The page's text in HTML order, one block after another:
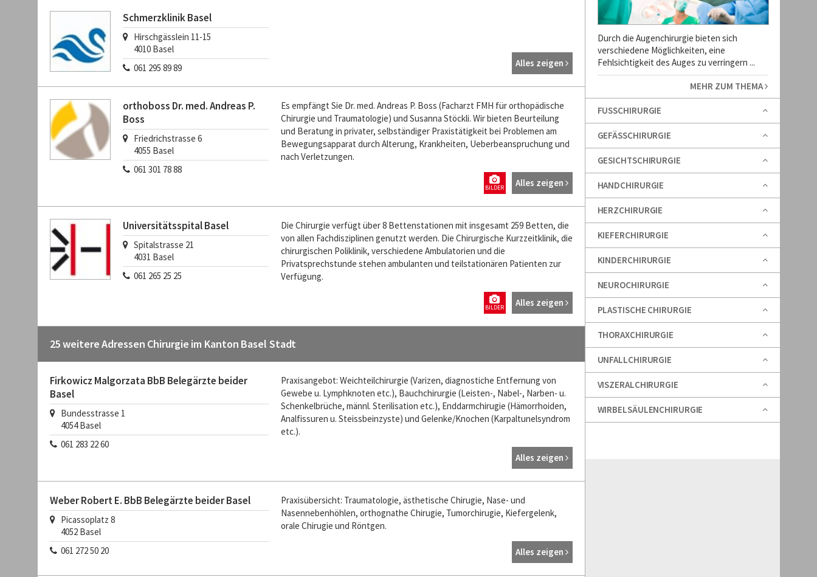
Schmerzklinik Basel
Hirschgässlein 11-15
4010 Basel
061 295 89 89
Alles zeigen
orthoboss Dr. med. Andreas P.
Boss
Friedrichstrasse 6
4055 Basel
061 301 78 88
Es empfängt Sie Dr. med. Andreas P. Boss (Facharzt FMH für orthopädische
Chirurgie und Traumatologie) und Susanna Stöckli. Wir bieten Beurteilung
und Beratung in privater, selbständiger Praxistätigkeit bei Problemen am
Bewegungsapparat durch Alterung, Krankheiten, Ueberbeanspruchung und
nach Verletzungen.
Alles zeigen
BILDER
Universitätsspital Basel
Spitalstrasse 21
4031 Basel
061 265 25 25
Die Chirurgie verfügt über 8 Bettenstationen mit insgesamt 259 Betten, die
von allen Fachdisziplinen genutzt werden. Die Chirurgische Kurzzeitklinik, die
chirurgischen Poliklinik, verschiedene Ambulatorien und die
Privatsprechstunde stehen ambulanten und teilstationären Patienten zur
Verfügung.
Alles zeigen
BILDER
25 weitere Adressen Chirurgie im Kanton Basel Stadt
Firkowicz Malgorzata BbB Belegärzte beider
Basel
Bundesstrasse 1
4054 Basel
061 283 22 60
Praxisangebot: Weichteilchirurgie (Varizen, diagnostiche Entfernung von
Gewebe u. Lymphknoten etc.), Bauchchirurgie (Leisten-, Nabel-, Narben- u.
Schenkelbrüche, männl. Sterilisation etc.), Enddarmchirugie (Hämorrhoiden,
Analfissuren u. Steissbeinzyste) und Gelenke/Knochen (Karpaltunelsyndrom
etc.).
Alles zeigen
Weber Robert E. BbB Belegärzte beider Basel
Picassoplatz 8
4052 Basel
061 272 50 20
Praxisübersicht: Traumatologie, ästhetische Chirugie, Nase- und
Nasennebenhöhlen, orthognathe Chirugie, Tumorchirugie, Kiefergelenk,
orale Chirugie und Röntgen.
Alles zeigen
Durch die Augenchirurgie bieten sich
verschiedene Möglichkeiten, eine
Fehlsichtigkeit des Auges zu verringern ...
MEHR ZUM THEMA
FUSSCHIRURGIE
GEFÄSSCHIRURGIE
GESICHTSCHIRURGIE
HANDCHIRURGIE
HERZCHIRURGIE
KIEFERCHIRURGIE
KINDERCHIRURGIE
NEUROCHIRURGIE
PLASTISCHE CHIRURGIE
THORAXCHIRURGIE
UNFALLCHIRURGIE
VISZERALCHIRURGIE
WIRBELSÄULENCHIRURGIE